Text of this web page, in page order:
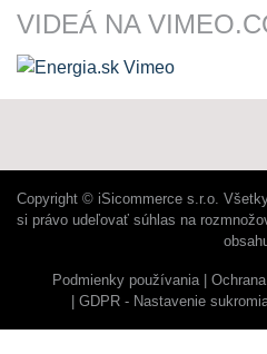
VIDEÁ NA
Copyright © iSicommerce s.r.o.
si právo udeľovať súhlas na
Podmienky používania
GDPR - Nastavenie